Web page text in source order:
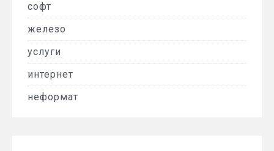
софт
железо
услуги
интернет
неформат